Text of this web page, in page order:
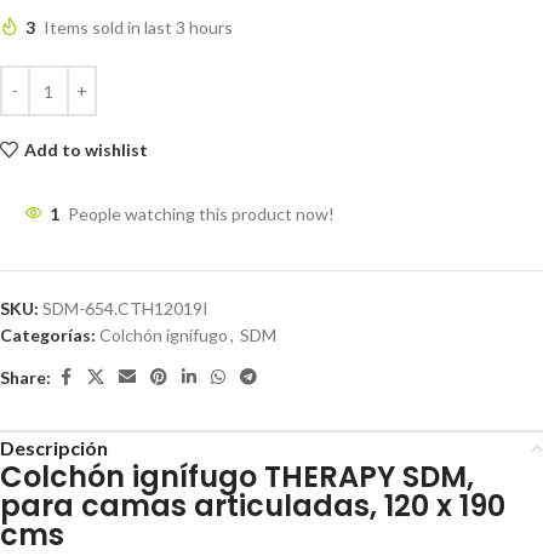
3 Items sold in last 3 hours
Add to wishlist
1 People watching this product now!
SKU: SDM-654.CTH12019I
Categorías: Colchón ignífugo, SDM
Share:
Descripción
Colchón ignífugo THERAPY SDM,
para camas articuladas, 120 x 190
cms